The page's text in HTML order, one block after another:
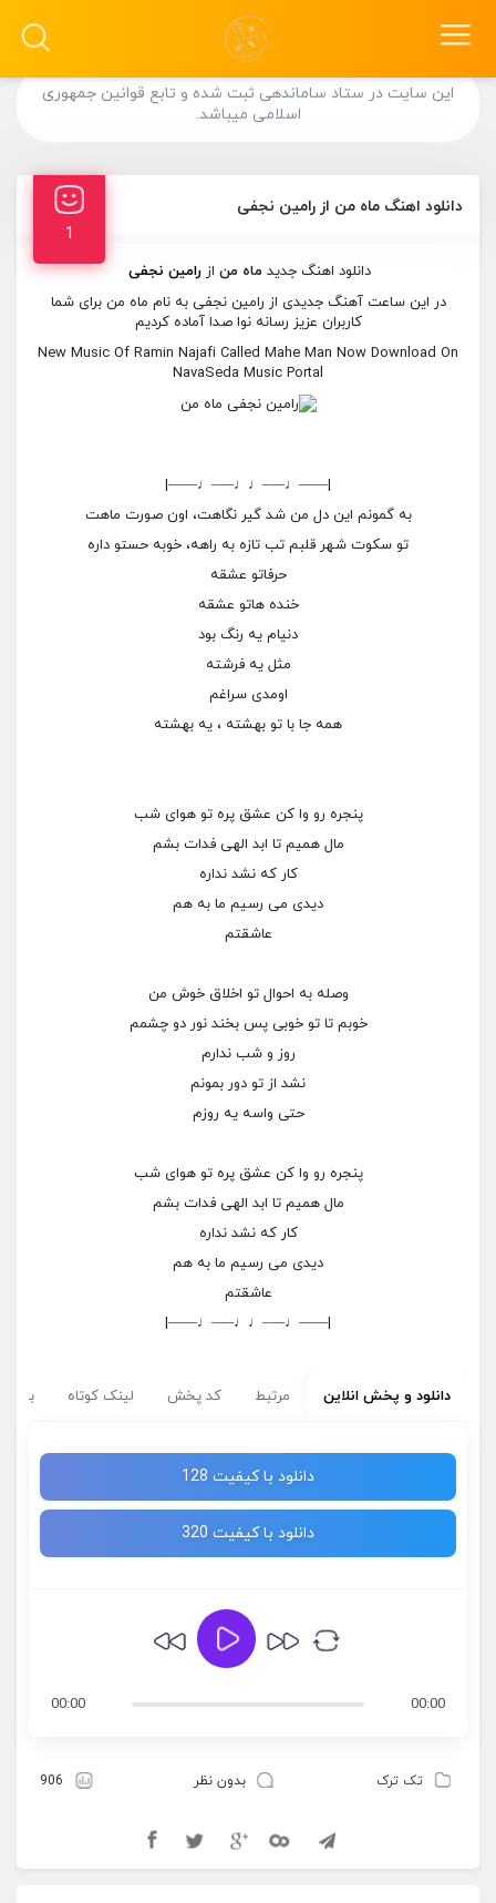
این سایت در ستاد ساماندهی ثبت شده و تابع قوانین جمهوری
اسلامی میباشد.
دانلود اهنگ ماه من از رامین نجفی
1
دانلود اهنگ جدیدماه من ازرامین نجفی
در این ساعت آهنگ جدیدی از رامین نجفی به نام ماه من برای شما
کاربران عزیز رسانه نوا صدا آماده کردیم
New Music Of Ramin Najafi Called Mahe Man Now Download On
NavaSeda Music Portal
|——♩—–♩♩—–♩——|
به گمونم این دل من شد گیر نگاهت، اون صورت ماهت
تو سکوت شهر قلبم تب تازه به راهه، خوبه حستو داره
حرفاتو عشقه
خنده هاتو عشقه
دنیام یه رنگ بود
مثل یه فرشته
اومدی سراغم
همه جا با تو بهشته ، یه بهشته
پنجره رو وا کن عشق پره تو هوای شب
مال همیم تا ابد الهی فدات بشم
کار که نشد نداره
دیدی می رسیم ما به هم
عاشقتم
وصله به احوال تو اخلاق خوش من
خوبم تا تو خوبی پس بخند نور دو چشمم
روز و شب ندارم
نشد از تو دور بمونم
حتی واسه یه روزم
پنجره رو وا کن عشق پره تو هوای شب
مال همیم تا ابد الهی فدات بشم
کار که نشد نداره
دیدی می رسیم ما به هم
عاشقتم
|——♩—–♩♩—–♩——|
دانلود و پخش انلاین مرتبط کد پخش لینک کوتاه
دانلود با کیفیت 128
دانلود با کیفیت 320
00:00
00:00
تک ترک بدون نظر 906